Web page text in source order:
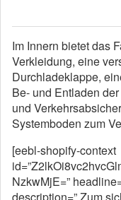
Im Innern bietet das
Verkleidung, eine
Durchladeklappe,
Be- und Entladen
und
Systemboden zum
[eebl-shopify-context
NzkwMjE=”